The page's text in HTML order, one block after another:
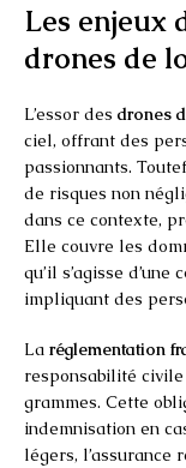
Les enjeux
drones de
L’essor des drones
ciel, offrant des
passionnants.
de risques non
dans ce contexte,
Elle couvre les
qu’il s’agisse
impliquant des
La réglementation
responsabilité
grammes. Cette
indemnisation en
légers, l’assurance